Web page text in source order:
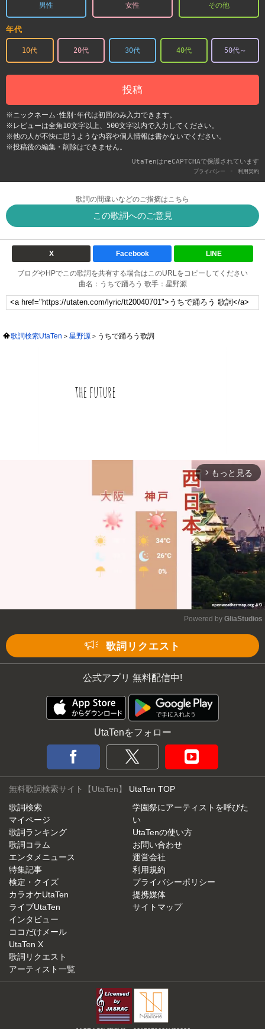
男性 女性 その他
年代
10代 20代 30代 40代 50代～
投稿
※ニックネーム･性別･年代は初回のみ入力できます。
※レビューは全角10文字以上、500文字以内で入力してください。
※他の人が不快に思うような内容や個人情報は書かないでください。
※投稿後の編集・削除はできません。
UtaTenはreCAPTCHAで保護されています
プライバシー - 利用契約
歌詞の間違いなどのご指摘はこちら
この歌詞へのご意見
X Facebook LINE
ブログやHPでこの歌詞を共有する場合はこのURLをコピーしてください
曲名：うちで踊ろう 歌手：星野源
歌詞検索UtaTen 星野源 うちで踊ろう歌詞
arrow_forward_ios もっと見る
Powered by GliaStudios
歌詞リクエスト
公式アプリ 無料配信中!
UtaTenをフォロー
無料歌詞検索サイト【UtaTen】 UtaTen TOP
歌詞検索
マイページ
歌詞ランキング
歌詞コラム
エンタメニュース
特集記事
検定・クイズ
カラオケUtaTen
ライブUtaTen
インタビュー
ココだけメール
UtaTen X
歌詞リクエスト
アーティスト一覧
学園祭にアーティストを呼びた
い
UtaTenの使い方
お問い合わせ
運営会社
利用規約
プライバシーポリシー
提携媒体
サイトマップ